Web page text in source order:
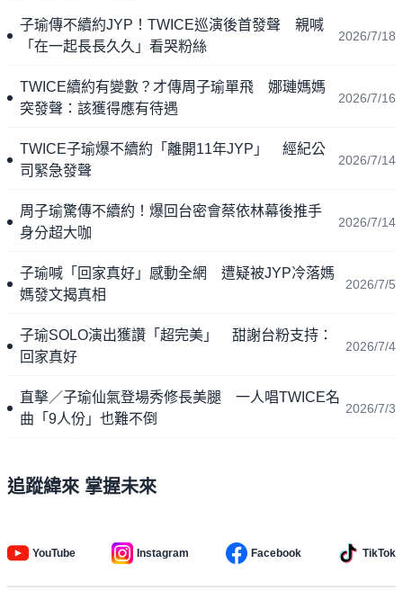
子瑜傳不續約JYP！TWICE巡演後首發聲 親喊
「在一起長長久久」看哭粉絲
2026/7/18
TWICE續約有變數？才傳周子瑜單飛 娜璉媽媽
突發聲：該獲得應有待遇
2026/7/16
TWICE子瑜爆不續約「離開11年JYP」 經紀公
司緊急發聲
2026/7/14
周子瑜驚傳不續約！爆回台密會蔡依林幕後推手
身分超大咖
2026/7/14
子瑜喊「回家真好」感動全網 遭疑被JYP冷落媽
媽發文揭真相
2026/7/5
子瑜SOLO演出獲讚「超完美」 甜謝台粉支持：
回家真好
2026/7/4
直擊／子瑜仙氣登場秀修長美腿 一人唱TWICE名
曲「9人份」也難不倒
2026/7/3
追蹤緯來 掌握未來
YouTube Instagram Facebook TikTok